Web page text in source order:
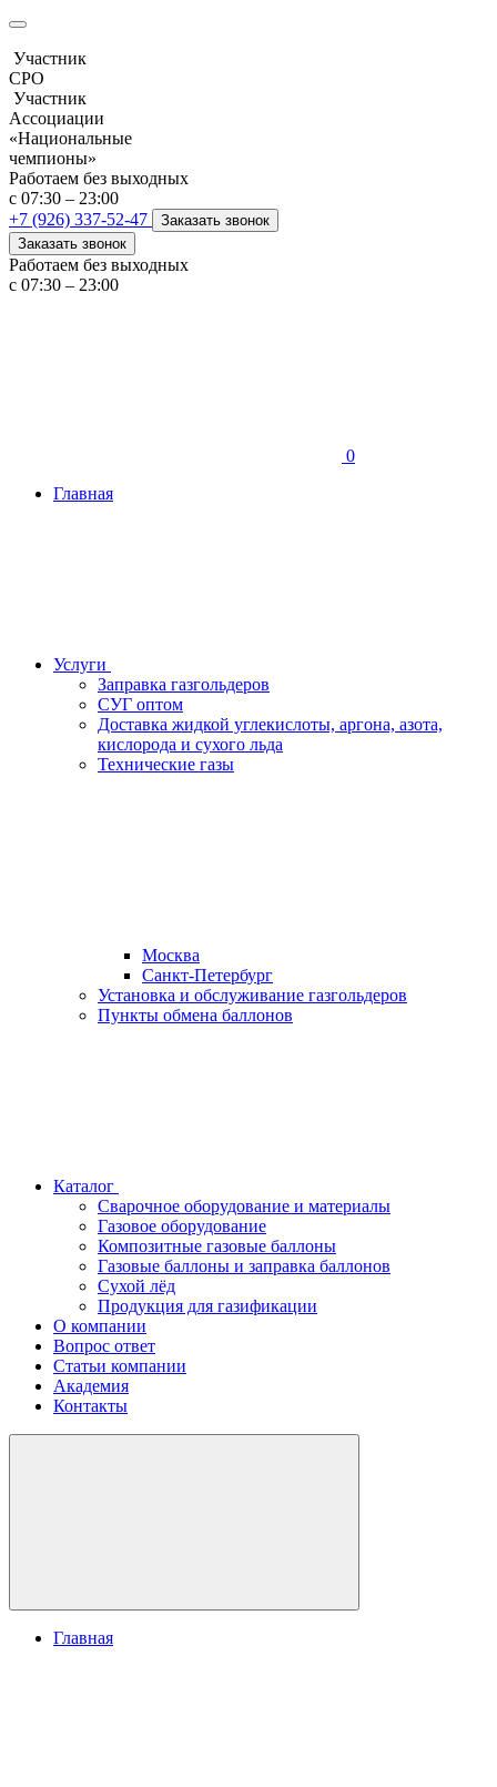
Участник
СРО
Участник
Ассоциации
«Национальные
чемпионы»
Работаем без выходных
с 07:30 – 23:00
+7 (926) 337-52-47
Заказать звонок
Заказать звонок
Работаем без выходных
с 07:30 – 23:00
0
Главная
Услуги
Заправка газгольдеров
СУГ оптом
Доставка жидкой углекислоты, аргона, азота,
кислорода и сухого льда
Технические газы
Москва
Санкт-Петербург
Установка и обслуживание газгольдеров
Пункты обмена баллонов
Каталог
Сварочное оборудование и материалы
Газовое оборудование
Композитные газовые баллоны
Газовые баллоны и заправка баллонов
Сухой лёд
Продукция для газификации
О компании
Вопрос ответ
Статьи компании
Академия
Контакты
Главная